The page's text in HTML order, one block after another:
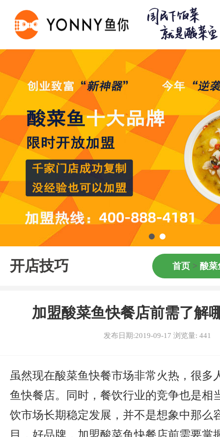
开店技巧 首页 > 酸菜
加盟酸菜鱼快餐店前需了解
发布日期:2019-09-17 浏览量: 441
虽然现在酸菜鱼快餐市场非常火热，很多
鱼快餐店。同时，餐饮行业的竞争也是相
饮市场长期稳定发展，并不是想象中那么